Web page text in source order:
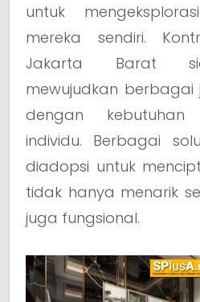
untuk
mereka sendiri.
Jakarta Barat
mewujudkan berbagai
dengan
individu. Berbagai
diadopsi untuk
tidak hanya menarik
juga fungsional.